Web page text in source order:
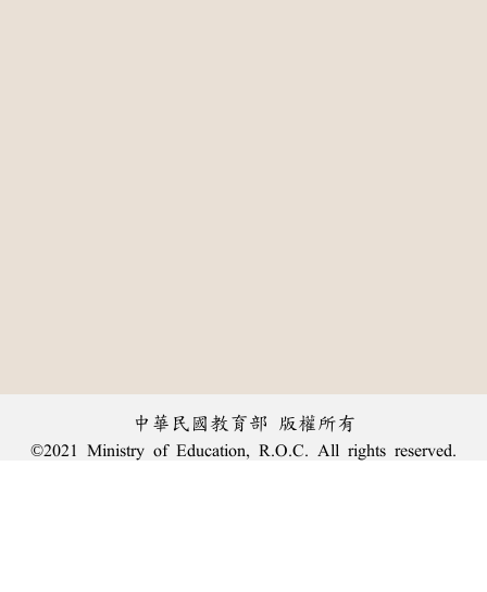
中華民國教育部 版權所有
©2021 Ministry of Education, R.O.C. All rights reserved.